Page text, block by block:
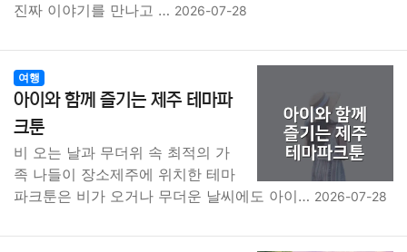
진짜 이야기를 만나고 … 2026-07-28
여행
아이와 함께 즐기는 제주 테마파
크툰
비 오는 날과 무더위 속 최적의 가
족 나들이 장소제주에 위치한 테마
파크툰은 비가 오거나 무더운 날씨에도 아이… 2026-07-28